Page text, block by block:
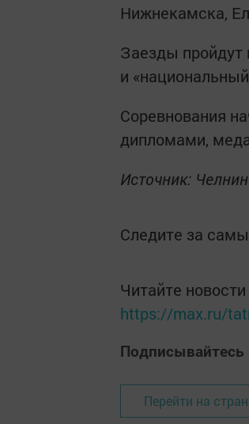
Нижнекамска,
Заезды пройдут
и
Соревнования
дипломами,
Источник:
Следите за
Читайте
https://max.ru/
Подписывайтесь
Перейти на